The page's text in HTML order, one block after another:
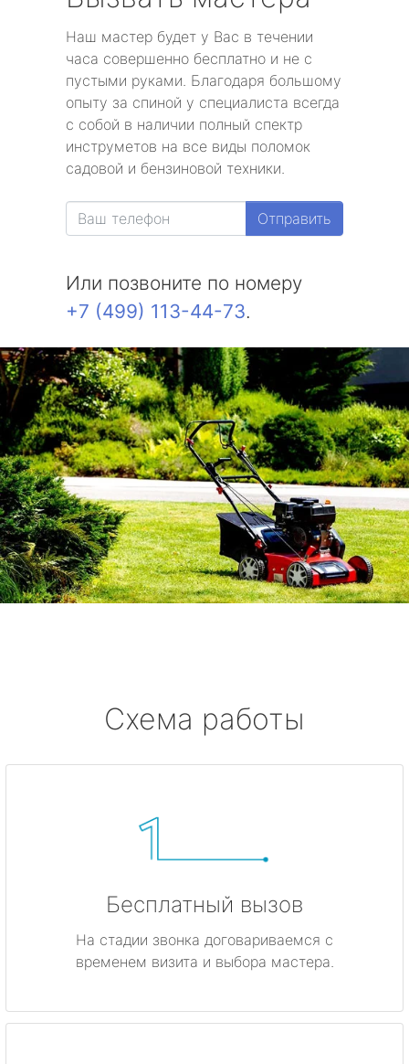
Наш мастер будет у Вас в течении
часа совершенно бесплатно и не с
пустыми руками. Благодаря большому
опыту за спиной у специалиста всегда
с собой в наличии полный спектр
инструметов на все виды поломок
садовой и бензиновой техники.
Отправить
Или позвоните по номеру
+7 (499) 113-44-73.
Схема работы
Бесплатный вызов
На стадии звонка договариваемся с
временем визита и выбора мастера.